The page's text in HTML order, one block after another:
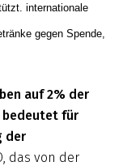
internationale
gegen Spende,
auf 2% der
bedeutet für
der
das von der